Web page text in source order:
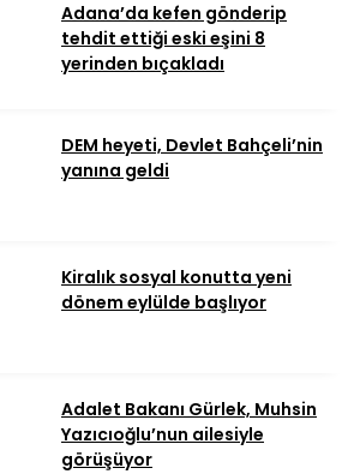
Adana’da kefen gönderip
tehdit ettiği eski eşini 8
yerinden bıçakladı
DEM heyeti, Devlet Bahçeli’nin
yanına geldi
Kiralık sosyal konutta yeni
dönem eylülde başlıyor
Adalet Bakanı Gürlek, Muhsin
Yazıcıoğlu’nun ailesiyle
görüşüyor